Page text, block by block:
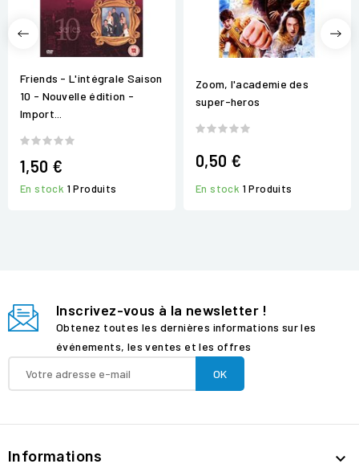
Friends - L'intégrale Saison
10 - Nouvelle édition -
Import...
1,50 €
En stock 1 Produits
Zoom, l'academie des
super-heros
0,50 €
En stock 1 Produits
Inscrivez-vous à la newsletter !
Obtenez toutes les dernières informations sur les
événements, les ventes et les offres
Informations 